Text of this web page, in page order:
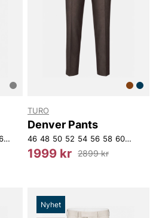
D100 D104 D108 D112 D116
TURO
Denver Pants
46 48 50 52 54 56 58 60 D108
1999 kr 2899 kr
Nyhet